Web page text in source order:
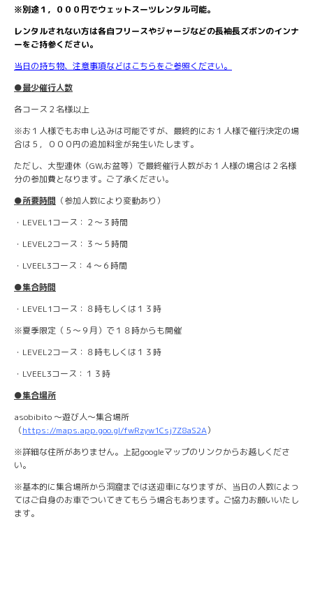
※別途１，０００円でウェットスーツレンタル可能。
レンタルされない方は各自フリースやジャージなどの長袖長ズボンのインナ
ーをご持参ください。
当日の持ち物、注意事項などはこちらをご参照ください。
●最少催行人数
各コース２名様以上
※お１人様でもお申し込みは可能ですが、最終的にお１人様で催行決定の場
合は５，０００円の追加料金が発生いたします。
ただし、大型連休（GW,お盆等）で最終催行人数がお１人様の場合は２名様
分の参加費となります。ご了承ください。
●所要時間 （参加人数により変動あり）
・LEVEL1コース：２～３時間
・LEVEL2コース：３～５時間
・LVEEL3コース：４～６時間
●集合時間
・LEVEL1コース：８時もしくは１３時
※夏季限定（５～９月）で１８時からも開催
・LEVEL2コース：８時もしくは１３時
・LVEEL3コース：１３時
●集合場所
asobibito ～遊び人～集合場所
（https://maps.app.goo.gl/fwRzyw1Csj7Z8aS2A）
※詳細な住所がありません。上記googleマップのリンクからお越しくださ
い。
※基本的に集合場所から洞窟までは送迎車になりますが、当日の人数によっ
てはご自身のお車でついてきてもらう場合もあります。ご協力お願いいたし
ます。